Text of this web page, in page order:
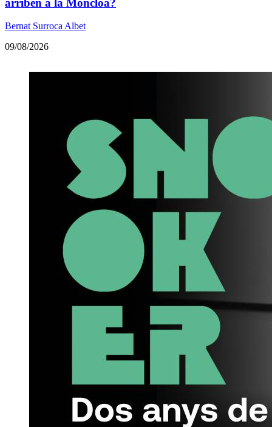
Bernat Surroca Albet
09/08/2026